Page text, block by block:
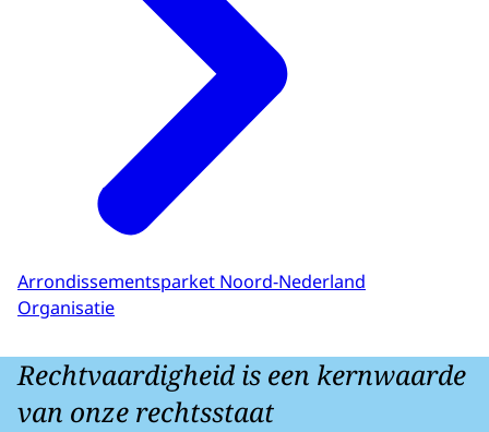
Arrondissementsparket Noord-Nederland
Organisatie
Rechtvaardigheid is een kernwaarde
van onze rechtsstaat